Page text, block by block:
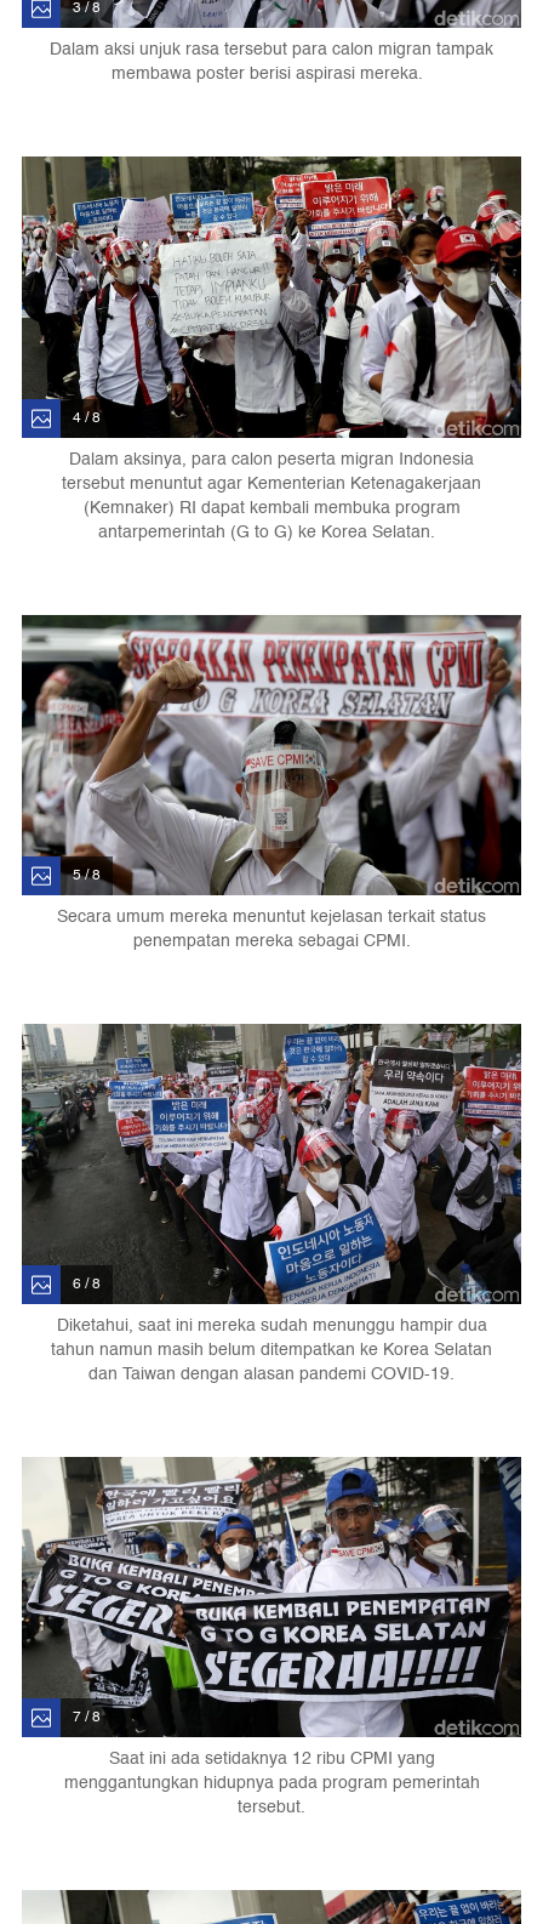
3 / 8
Dalam aksi unjuk rasa tersebut para calon migran tampak
membawa poster berisi aspirasi mereka.
4 / 8
Dalam aksinya, para calon peserta migran Indonesia
tersebut menuntut agar Kementerian Ketenagakerjaan
(Kemnaker) RI dapat kembali membuka program
antarpemerintah (G to G) ke Korea Selatan.
5 / 8
Secara umum mereka menuntut kejelasan terkait status
penempatan mereka sebagai CPMI.
6 / 8
Diketahui, saat ini mereka sudah menunggu hampir dua
tahun namun masih belum ditempatkan ke Korea Selatan
dan Taiwan dengan alasan pandemi COVID-19.
7 / 8
Saat ini ada setidaknya 12 ribu CPMI yang
menggantungkan hidupnya pada program pemerintah
tersebut.